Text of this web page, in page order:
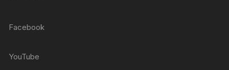
Facebook
YouTube